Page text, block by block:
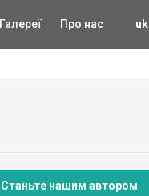
uk
Галереї Про нас
Станьте нашим автором